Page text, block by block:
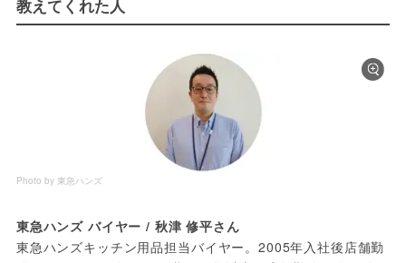
教えてくれた人
Photo by 東急ハンズ
東急ハンズ バイヤー / 秋津 修平さん
東急ハンズキッチン用品担当バイヤー。2005年入社後店舗勤